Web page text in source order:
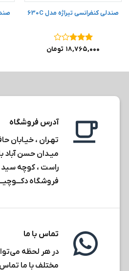
صندلی کنفرانسی تیراژه مدل 630C
نمره۳
۱۸,۷۶۵,۰۰۰ تومان
آدرس فروشگاه
تهـران ، خیـابان
میـدان حسن آباد
راست ، کوچه سید
فروشگاه
تماس با ما
در هر لحظه
مختلف با ما تماس